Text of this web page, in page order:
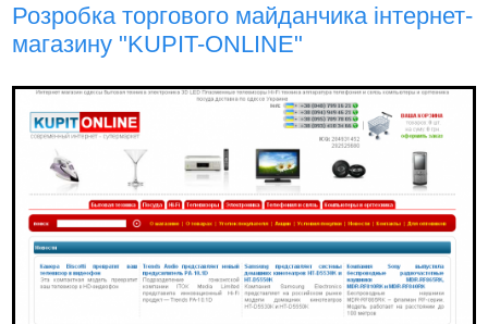
Розробка торгового майданчика інтернет-
магазину "KUPIT-ONLINE"